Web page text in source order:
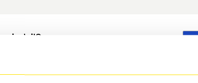
bil?
att se om det däck du valt passar din
som skall sättas på dina befintliga fälgar,